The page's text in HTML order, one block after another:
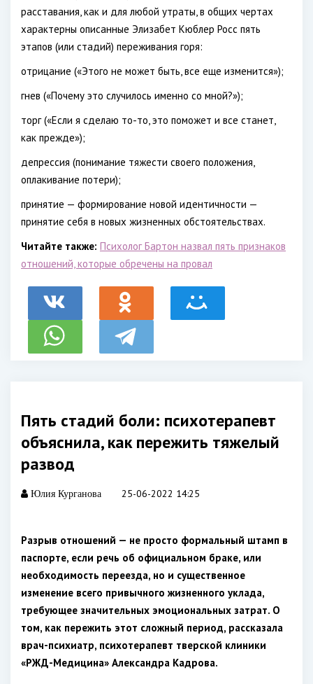
расставания, как и для любой утраты, в общих чертах
характерны описанные Элизабет Кюблер Росс пять
этапов (или стадий) переживания горя:
отрицание («Этого не может быть, все еще изменится»);
гнев («Почему это случилось именно со мной?»);
торг («Если я сделаю то-то, это поможет и все станет,
как прежде»);
депрессия (понимание тяжести своего положения,
оплакивание потери);
принятие — формирование новой идентичности —
принятие себя в новых жизненных обстоятельствах.
Читайте также: Психолог Бартон назвал пять признаков
отношений, которые обречены на провал
Пять стадий боли: психотерапевт
объяснила, как пережить тяжелый
развод
Юлия Курганова 25-06-2022 14:25
Разрыв отношений — не просто формальный штамп в
паспорте, если речь об официальном браке, или
необходимость переезда, но и существенное
изменение всего привычного жизненного уклада,
требующее значительных эмоциональных затрат. О
том, как пережить этот сложный период, рассказала
врач-психиатр, психотерапевт тверской клиники
«РЖД-Медицина» Александра Кадрова.